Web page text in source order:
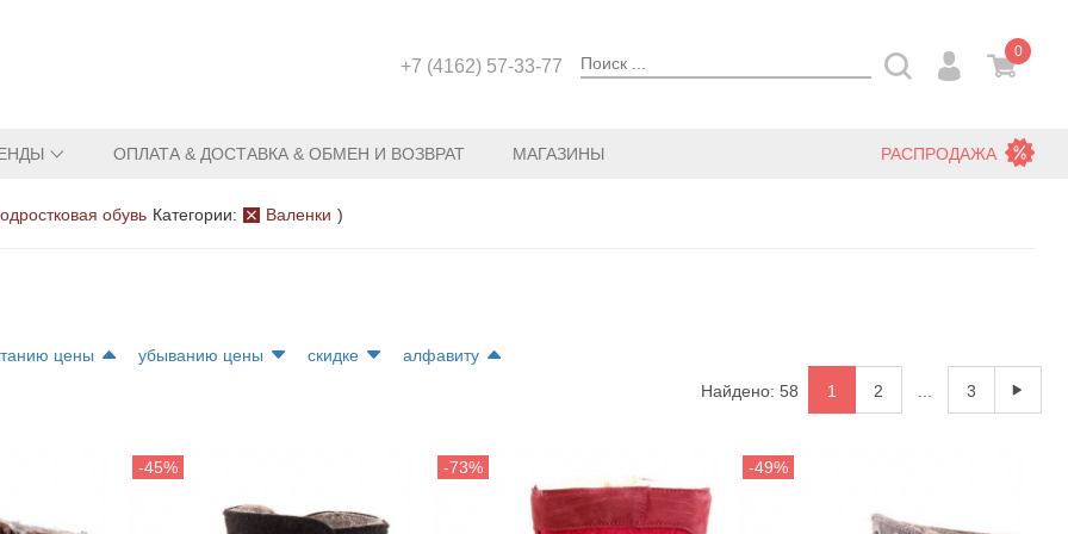
+7 (4162) 57-33-77
0
ОПЛАТА & ДОСТАВКА & ОБМЕН И ВОЗВРАТ МАГАЗИНЫ РАСПРОДАЖА
обувь Категории: Валенки )
цены убыванию цены скидке
алфавиту
Найдено: 58
1 2 3